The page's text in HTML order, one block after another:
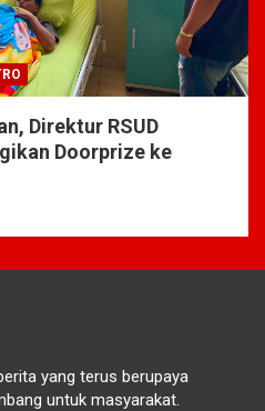
Direktur RSUD
Doorprize ke
yang terus berupaya
untuk masyarakat.